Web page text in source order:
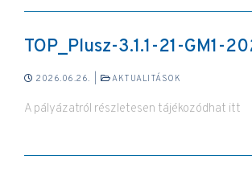
TOP_Plusz-3.1.1-21-GM1-
2026.06.26. AKTUALITÁSOK
A pályázatról részletesen tájékozódhat itt